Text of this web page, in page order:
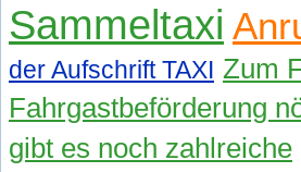
Sammeltaxi
der Aufschrift TAXI Zum
Fahrgastbeförderung
gibt es noch zahlreiche